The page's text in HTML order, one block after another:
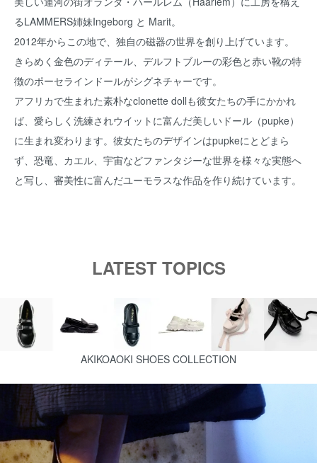
るLAMMERS姉妹Ingeborg と Marit。
2012年からこの地で、独自の磁器の世界を創り上げています。
きらめく金色のディテール、デルフトブルーの彩色と赤い靴の特
徴のポーセラインドールがシグネチャーです。
アフリカで生まれた素朴なclonette dollも彼女たちの手にかかれ
ば、愛らしく洗練されウイットに富んだ美しいドール（pupke）
に生まれ変わります。彼女たちのデザインはpupkeにとどまら
ず、恐竜、カエル、宇宙などファンタジーな世界を様々な実態へ
と写し、審美性に富んだユーモラスな作品を作り続けています。
LATEST TOPICS
AKIKOAOKI SHOES COLLECTION